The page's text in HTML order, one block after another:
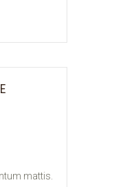
mattis.